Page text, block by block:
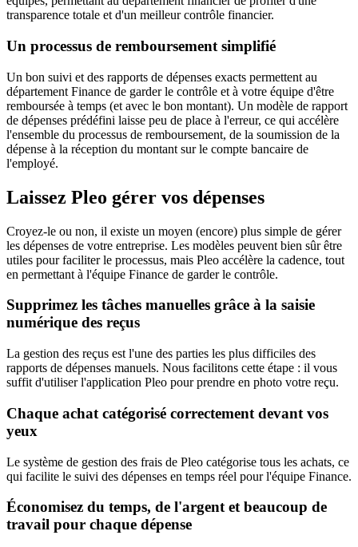
transparence totale et d'un meilleur contrôle financier.
Un processus de remboursement simplifié
Un bon suivi et des rapports de dépenses exacts permettent au
département Finance de garder le contrôle et à votre équipe d'être
remboursée à temps (et avec le bon montant). Un modèle de rapport
de dépenses prédéfini laisse peu de place à l'erreur, ce qui accélère
l'ensemble du processus de remboursement, de la soumission de la
dépense à la réception du montant sur le compte bancaire de
l'employé.
Laissez Pleo gérer vos dépenses
Croyez-le ou non, il existe un moyen (encore) plus simple de gérer
les dépenses de votre entreprise. Les modèles peuvent bien sûr être
utiles pour faciliter le processus, mais Pleo accélère la cadence, tout
en permettant à l'équipe Finance de garder le contrôle.
Supprimez les tâches manuelles grâce à la saisie
numérique des reçus
La gestion des reçus est l'une des parties les plus difficiles des
rapports de dépenses manuels. Nous facilitons cette étape : il vous
suffit d'utiliser l'application Pleo pour prendre en photo votre reçu.
Chaque achat catégorisé correctement devant vos
yeux
Le système de gestion des frais de Pleo catégorise tous les achats, ce
qui facilite le suivi des dépenses en temps réel pour l'équipe Finance.
Économisez du temps, de l'argent et beaucoup de
travail pour chaque dépense